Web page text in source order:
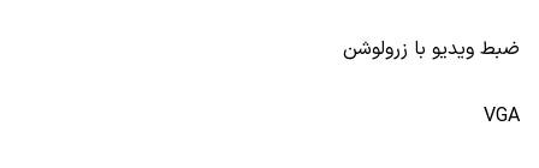
ضبط ویدیو با زرولوشن
VGA